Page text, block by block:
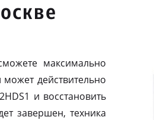
максимально
действительно
и восстановить
завершен, техника